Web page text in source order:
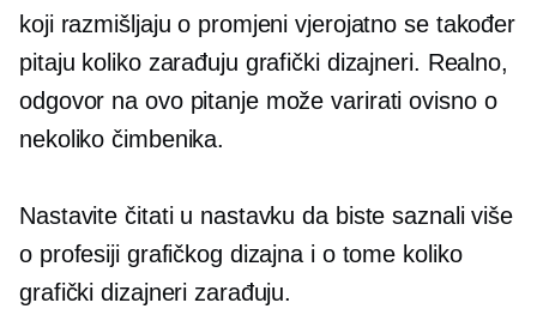
koji razmišljaju o promjeni vjerojatno se također
pitaju koliko zarađuju grafički dizajneri. Realno,
odgovor na ovo pitanje može varirati ovisno o
nekoliko čimbenika.
Nastavite čitati u nastavku da biste saznali više
o profesiji grafičkog dizajna i o tome koliko
grafički dizajneri zarađuju.